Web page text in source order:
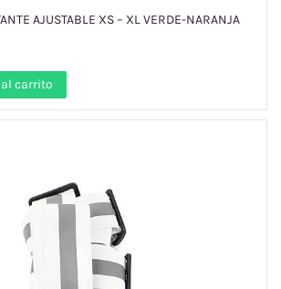
AJUSTABLE XS – XL VERDE-NARANJA
carrito